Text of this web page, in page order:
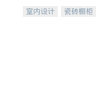
室内设计
瓷砖橱柜